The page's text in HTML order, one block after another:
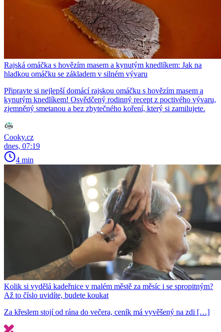
Rajská omáčka s hovězím masem a kynutým knedlíkem: Jak na
hladkou omáčku se základem v silném vývaru
Připravte si nejlepší domácí rajskou omáčku s hovězím masem a
kynutým knedlíkem! Osvědčený rodinný recept z poctivého vývaru,
zjemněný smetanou a bez zbytečného koření, který si zamilujete.
Cooky.cz
dnes, 07:19
4 min
Kolik si vydělá kadeřnice v malém městě za měsíc i se spropitným?
Až to číslo uvidíte, budete koukat
Za křeslem stojí od rána do večera, ceník má vyvěšený na zdi […]